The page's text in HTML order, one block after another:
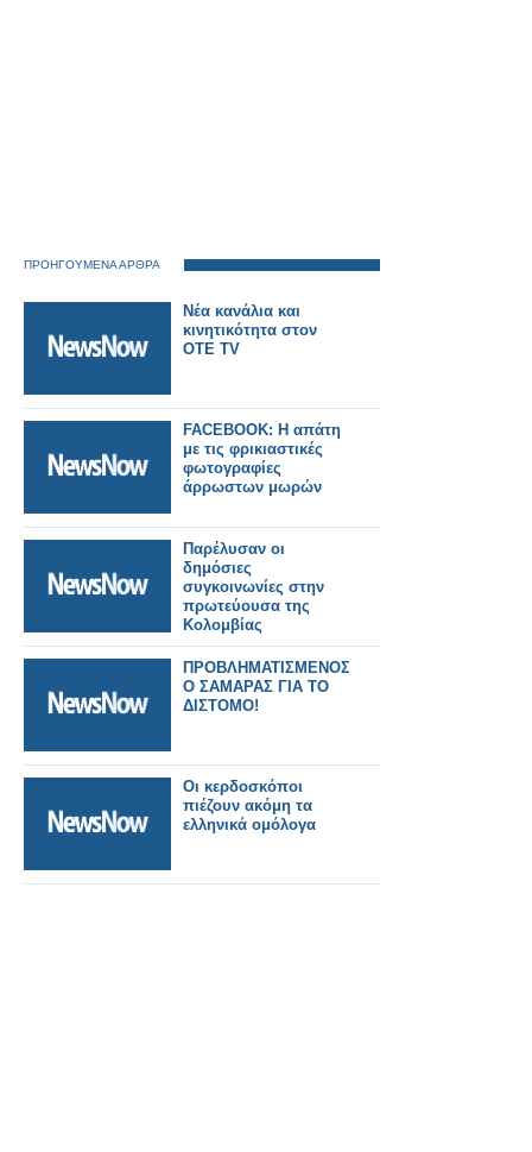
ΠΡΟΗΓΟΥΜΕΝΑ ΑΡΘΡΑ
Νέα κανάλια και
κινητικότητα στον
OTE TV
FACEBOOK: Η απάτη
με τις φρικιαστικές
φωτογραφίες
άρρωστων μωρών
Παρέλυσαν οι
δημόσιες
συγκοινωνίες στην
πρωτεύουσα της
Κολομβίας
ΠΡΟΒΛΗΜΑΤΙΣΜΕΝΟΣ
Ο ΣΑΜΑΡΑΣ ΓΙΑ ΤΟ
ΔΙΣΤΟΜΟ!
Οι κερδοσκόποι
πιέζουν ακόμη τα
ελληνικά ομόλογα